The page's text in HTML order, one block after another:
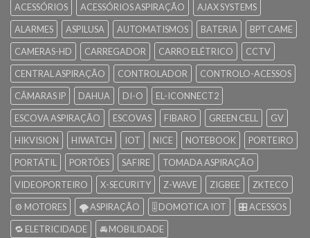
ACESSÓRIOS ACESSÓRIOS ASPIRAÇÃO
AJAX SYSTEMS
ALARMES
ASPILUSA AUTOMATISMOS BATERIA
BPT CAME
CAMERAS-HD
CARREGADOR CARRO ELÉTRICO
CCTV
CENTRAL ASPIRAÇÃO
CONTROLADOR
CONTROLO-ACESSOS
CÂMARAS IP
DAHUA DI-O
EL-ICONNECT2
ESCOVA ASPIRAÇÃO
ESCOVAS FIBARO GREEN CELL
GV
HIKVISION
HIWATCH IOT NICE NOTEBOOK
PORTEIRO
PORTÁTIL
PORTÕES SAFIRE
TOMADA ASPIRAÇÃO
VIDEOPORTEIRO
X-SECURITY Z-WAVE ZIGBEE
ZKTECO
⚙️ MOTORES
🌪️ ASPIRAÇÃO 🎚️ DOMOTICA IOT
🎛️ ACESSOS
🔁 ELETRICIDADE
🚘 MOBILIDADE